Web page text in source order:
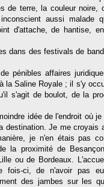
de terre, la couleur noire,
aussi malade
d'attache, de hantise,
dans des festivals de
pénibles affaires
la Saline Royale ; il s'y
s'agit de boulot, de la
idée de l'endroit où
destination. Je me croyais
je n'en étais pas
la proximité de
ou de Bordeaux.
fois-ci, de n'avoir pas
des jambes sur les